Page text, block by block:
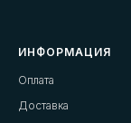
ИНФОРМАЦИЯ
Оплата
Доставка